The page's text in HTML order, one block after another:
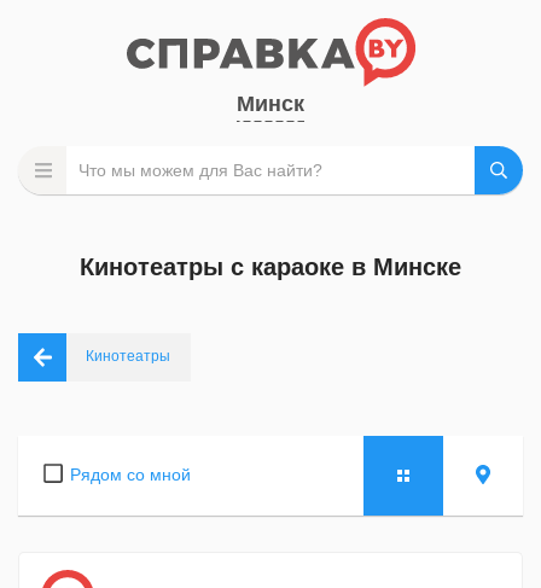
Минск
Кинотеатры с караоке в Минске
Кинотеатры
Рядом со мной